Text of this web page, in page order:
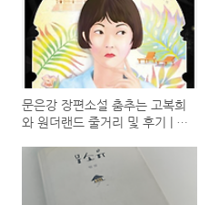
문은강 장편소설 춤추는 고복희
와 원더랜드 줄거리 및 후기 | 캄